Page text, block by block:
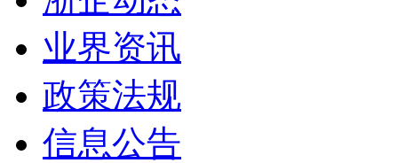
业界资讯
政策法规
信息公告